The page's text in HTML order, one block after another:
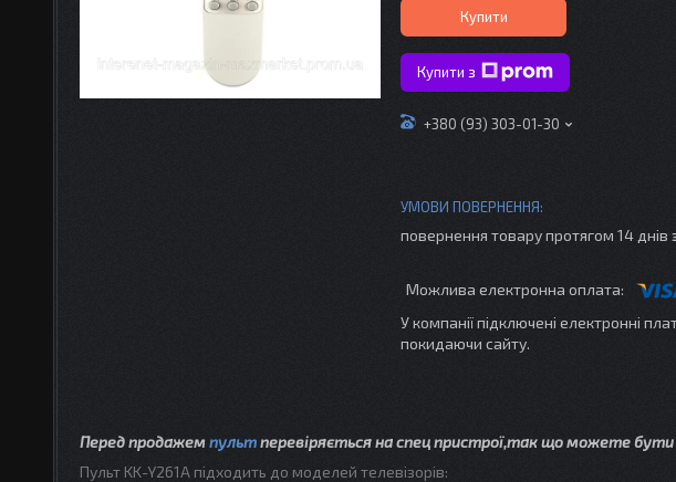
Купити
Купити з
+380 (93) 303-01-30
повернення товару протягом 14 днів
У компанії підключені електронні
покидаючи сайту.
Перед продажемпультперевіряється на спец пристрої,так що можете бути
Пульт KK-Y261A підходить до моделей телевізорів: